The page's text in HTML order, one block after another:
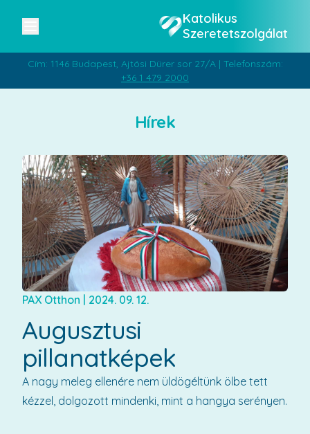
Katolikus
Szeretetszolgálat
Cím: 1146 Budapest, Ajtósi Dürer sor 27/A | Telefonszám:
+36 1 479 2000
Hírek
PAX Otthon | 2024. 09. 12.
Augusztusi
pillanatképek
A nagy meleg ellenére nem üldögéltünk ölbe tett
kézzel, dolgozott mindenki, mint a hangya serényen.